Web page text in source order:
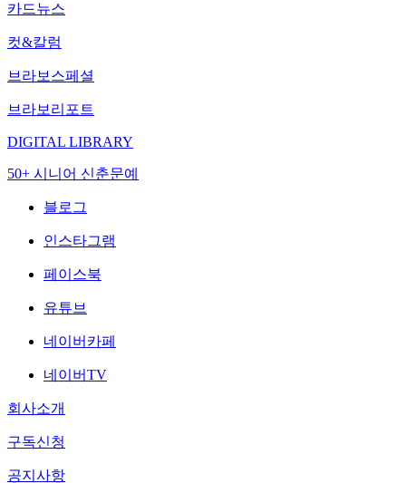
카드뉴스
컷&칼럼
브라보스페셜
브라보리포트
DIGITAL LIBRARY
50+ 시니어 신춘문예
블로그
인스타그램
페이스북
유튜브
네이버카페
네이버TV
회사소개
구독신청
공지사항